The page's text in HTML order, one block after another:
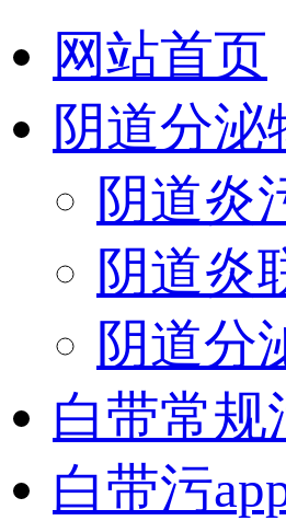
网站首页
阴道分泌
阴道炎
阴道炎
阴道分
白带常规
白带污